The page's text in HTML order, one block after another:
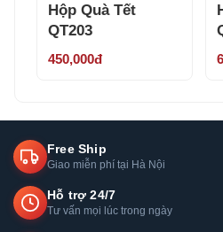
Hộp Quà Tết
QT203
450,000đ
Free Ship
Giao miễn phí tại Hà Nội
Hỗ trợ 24/7
Tư vấn mọi lúc trong ngày